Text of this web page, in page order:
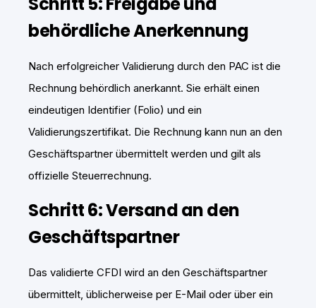
behördliche Anerkennung
Nach erfolgreicher Validierung durch den PAC ist die
Rechnung behördlich anerkannt. Sie erhält einen
eindeutigen Identifier (Folio) und ein
Validierungszertifikat. Die Rechnung kann nun an den
Geschäftspartner übermittelt werden und gilt als
offizielle Steuerrechnung.
Schritt 6: Versand an den
Geschäftspartner
Das validierte CFDI wird an den Geschäftspartner
übermittelt, üblicherweise per E-Mail oder über ein